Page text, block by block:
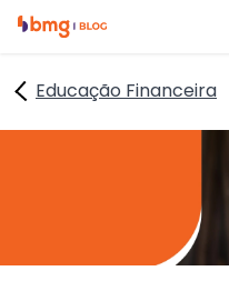
I
p
a
r
n
I
p
a
r
n
Educação Financeira